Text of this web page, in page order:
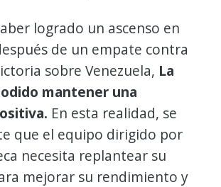
logrado un ascenso en
de un empate contra
sobre Venezuela, La
mantener una
En esta realidad, se
que el equipo dirigido por
necesita replantear su
mejorar su rendimiento y